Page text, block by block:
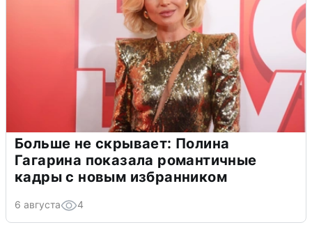
Больше не скрывает: Полина
Гагарина показала романтичные
кадры с новым избранником
6 августа 4